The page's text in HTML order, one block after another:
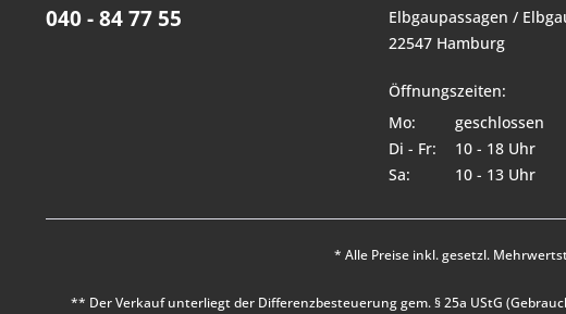
040 - 84 77 55
Elbgaupassagen /
22547 Hamburg
Öffnungszeiten:
Mo:
geschlossen
Di - Fr:
10 - 18 Uhr
Sa:
10 - 13 Uhr
* Alle Preise inkl. gesetzl.
** Der Verkauf unterliegt der Differenzbesteuerung gem. § 25a UStG